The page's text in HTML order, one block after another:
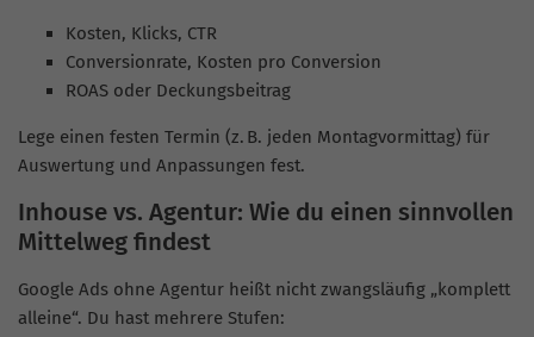
Kosten, Klicks, CTR
Conversionrate, Kosten pro Conversion
ROAS oder Deckungsbeitrag
Lege einen festen Termin (z. B. jeden Montagvormittag) für
Auswertung und Anpassungen fest.
Inhouse vs. Agentur: Wie du einen sinnvollen
Mittelweg findest
Google Ads ohne Agentur heißt nicht zwangsläufig „komplett
alleine“. Du hast mehrere Stufen: